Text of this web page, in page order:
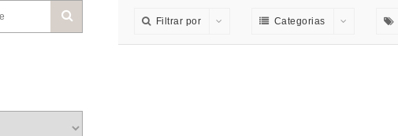
Filtrar por Categorias